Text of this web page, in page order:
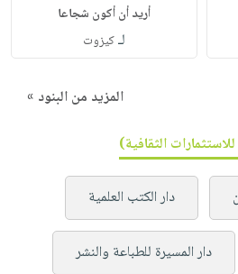
أريد أن أكون شجاعا
لـكيزوت
المزيد من البنود »
الثقافية)
دار الكتب العلمية
دار المسيرة للطباعة والنشر